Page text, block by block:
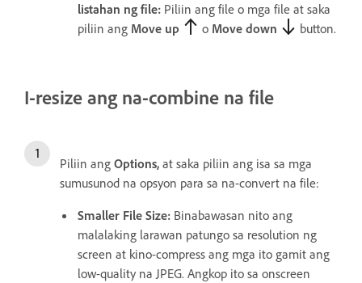
listahan ng file: Piliin ang file o mga file at saka
piliin ang Move up o Move down button.
I-resize ang na-combine na file
Piliin ang Options, at saka piliin ang isa sa mga
sumusunod na opsyon para sa na-convert na file:
Smaller File Size: Binabawasan nito ang
malalaking larawan patungo sa resolution ng
screen at kino-compress ang mga ito gamit ang
low-quality na JPEG. Angkop ito sa onscreen